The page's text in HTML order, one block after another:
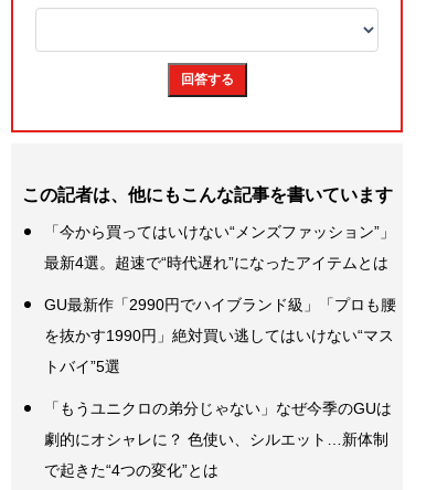
この記者は、他にもこんな記事を書いています
「今から買ってはいけない“メンズファッション”」
最新4選。超速で“時代遅れ”になったアイテムとは
GU最新作「2990円でハイブランド級」「プロも腰
を抜かす1990円」絶対買い逃してはいけない“マス
トバイ”5選
「もうユニクロの弟分じゃない」なぜ今季のGUは
劇的にオシャレに？ 色使い、シルエット…新体制
で起きた“4つの変化”とは